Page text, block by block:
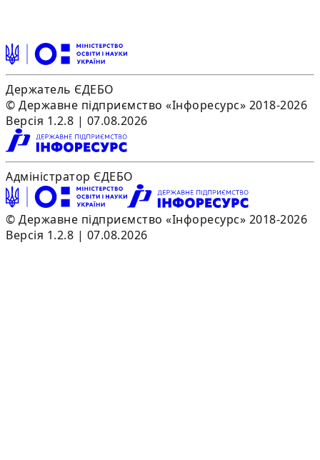
Держатель ЄДЕБО
© Державне підприємство «Інфоресурс» 2018-2026
Версія 1.2.8 | 07.08.2026
Адміністратор ЄДЕБО
© Державне підприємство «Інфоресурс» 2018-2026
Версія 1.2.8 | 07.08.2026